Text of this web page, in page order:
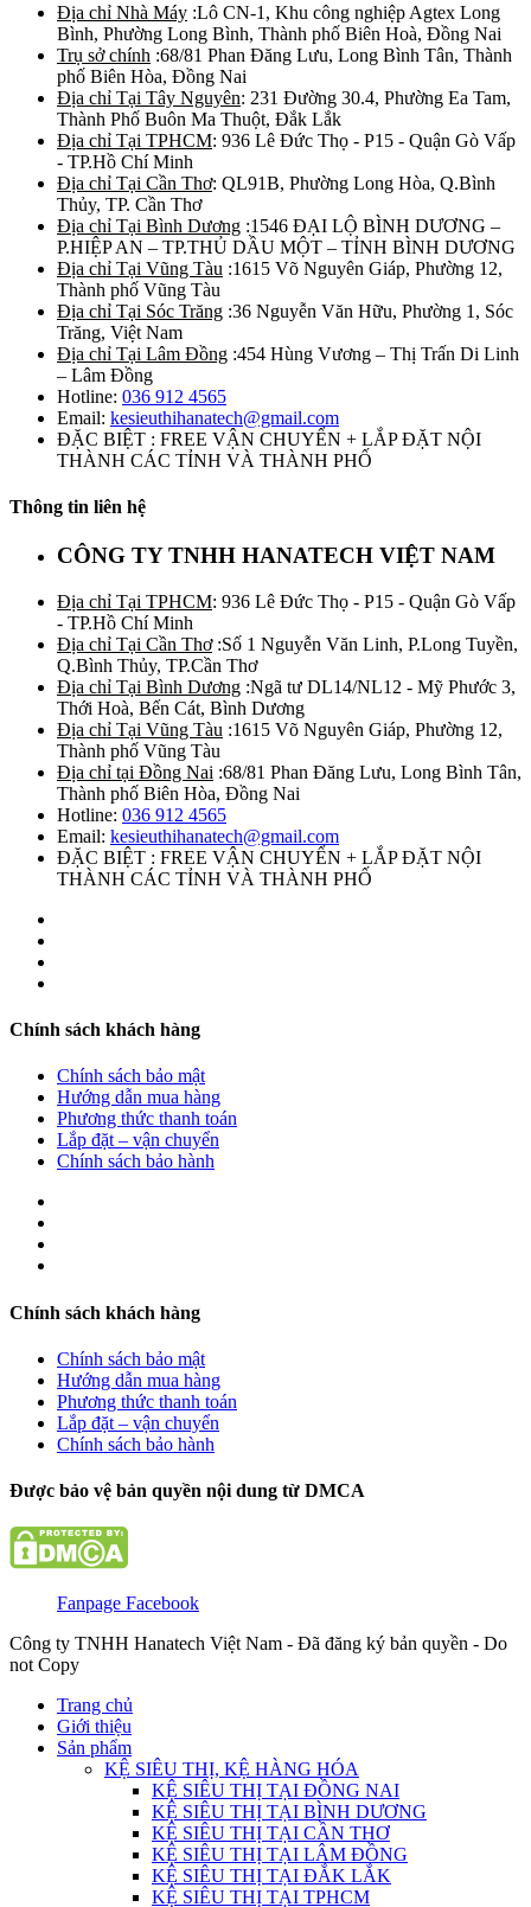
Địa chỉ Nhà Máy :Lô CN-1, Khu công nghiệp Agtex Long
Bình, Phường Long Bình, Thành phố Biên Hoà, Đồng Nai
Trụ sở chính :68/81 Phan Đăng Lưu, Long Bình Tân, Thành
phố Biên Hòa, Đồng Nai
Địa chỉ Tại Tây Nguyên: 231 Đường 30.4, Phường Ea Tam,
Thành Phố Buôn Ma Thuột, Đắk Lắk
Địa chỉ Tại TPHCM: 936 Lê Đức Thọ - P15 - Quận Gò Vấp
- TP.Hồ Chí Minh
Địa chỉ Tại Cần Thơ: QL91B, Phường Long Hòa, Q.Bình
Thủy, TP. Cần Thơ
Địa chỉ Tại Bình Dương :1546 ĐẠI LỘ BÌNH DƯƠNG –
P.HIỆP AN – TP.THỦ DẦU MỘT – TỈNH BÌNH DƯƠNG
Địa chỉ Tại Vũng Tàu :1615 Võ Nguyên Giáp, Phường 12,
Thành phố Vũng Tàu
Địa chỉ Tại Sóc Trăng :36 Nguyễn Văn Hữu, Phường 1, Sóc
Trăng, Việt Nam
Địa chỉ Tại Lâm Đồng :454 Hùng Vương – Thị Trấn Di Linh
– Lâm Đồng
Hotline: 036 912 4565
Email: kesieuthihanatech@gmail.com
ĐẶC BIỆT : FREE VẬN CHUYỂN + LẮP ĐẶT NỘI
THÀNH CÁC TỈNH VÀ THÀNH PHỐ
Thông tin liên hệ
CÔNG TY TNHH HANATECH VIỆT NAM
Địa chỉ Tại TPHCM: 936 Lê Đức Thọ - P15 - Quận Gò Vấp
- TP.Hồ Chí Minh
Địa chỉ Tại Cần Thơ:Số 1 Nguyễn Văn Linh, P.Long Tuyền,
Q.Bình Thủy, TP.Cần Thơ
Địa chỉ Tại Bình Dương :Ngã tư DL14/NL12 - Mỹ Phước 3,
Thới Hoà, Bến Cát, Bình Dương
Địa chỉ Tại Vũng Tàu :1615 Võ Nguyên Giáp, Phường 12,
Thành phố Vũng Tàu
Địa chỉ tại Đồng Nai :68/81 Phan Đăng Lưu, Long Bình Tân,
Thành phố Biên Hòa, Đồng Nai
Hotline: 036 912 4565
Email: kesieuthihanatech@gmail.com
ĐẶC BIỆT : FREE VẬN CHUYỂN + LẮP ĐẶT NỘI
THÀNH CÁC TỈNH VÀ THÀNH PHỐ
Chính sách khách hàng
Chính sách bảo mật
Hướng dẫn mua hàng
Phương thức thanh toán
Lắp đặt – vận chuyển
Chính sách bảo hành
Chính sách khách hàng
Chính sách bảo mật
Hướng dẫn mua hàng
Phương thức thanh toán
Lắp đặt – vận chuyển
Chính sách bảo hành
Được bảo vệ bản quyền nội dung từ DMCA
Fanpage Facebook
Công ty TNHH Hanatech Việt Nam - Đã đăng ký bản quyền - Do
not Copy
Trang chủ
Giới thiệu
Sản phẩm
KỆ SIÊU THỊ, KỆ HÀNG HÓA
KỆ SIÊU THỊ TẠI ĐỒNG NAI
KỆ SIÊU THỊ TẠI BÌNH DƯƠNG
KỆ SIÊU THỊ TẠI CẦN THƠ
KỆ SIÊU THỊ TẠI LÂM ĐỒNG
KỆ SIÊU THỊ TẠI ĐẮK LẮK
KỆ SIÊU THỊ TẠI TPHCM